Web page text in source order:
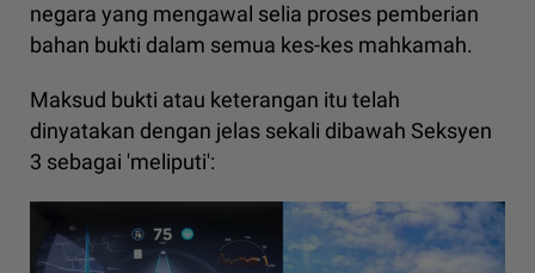
negara yang mengawal selia proses pemberian
bahan bukti dalam semua kes-kes mahkamah.
Maksud bukti atau keterangan itu telah
dinyatakan dengan jelas sekali dibawah Seksyen
3 sebagai 'meliputi':